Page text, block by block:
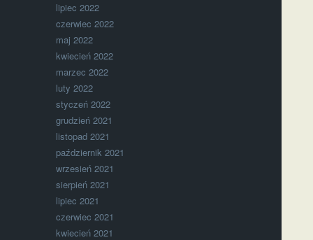
lipiec 2022
czerwiec 2022
maj 2022
kwiecień 2022
marzec 2022
luty 2022
styczeń 2022
grudzień 2021
listopad 2021
październik 2021
wrzesień 2021
sierpień 2021
lipiec 2021
czerwiec 2021
kwiecień 2021